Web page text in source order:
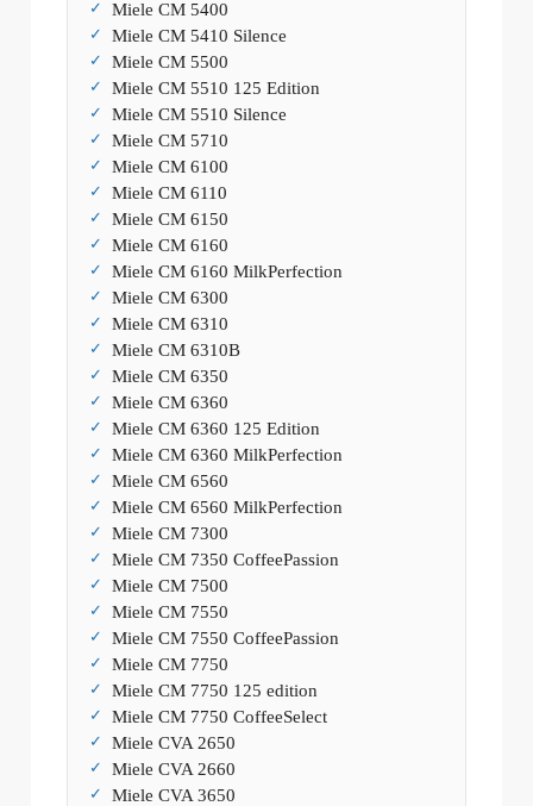
Miele CM 5400
Miele CM 5410 Silence
Miele CM 5500
Miele CM 5510 125 Edition
Miele CM 5510 Silence
Miele CM 5710
Miele CM 6100
Miele CM 6110
Miele CM 6150
Miele CM 6160
Miele CM 6160 MilkPerfection
Miele CM 6300
Miele CM 6310
Miele CM 6310B
Miele CM 6350
Miele CM 6360
Miele CM 6360 125 Edition
Miele CM 6360 MilkPerfection
Miele CM 6560
Miele CM 6560 MilkPerfection
Miele CM 7300
Miele CM 7350 CoffeePassion
Miele CM 7500
Miele CM 7550
Miele CM 7550 CoffeePassion
Miele CM 7750
Miele CM 7750 125 edition
Miele CM 7750 CoffeeSelect
Miele CVA 2650
Miele CVA 2660
Miele CVA 3650